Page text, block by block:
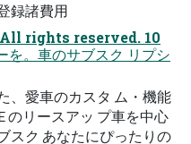
録諸費用
rights reserved. 10
。車のサブスク リプシ
、愛車のカスタ ム・機能
のリースアッ プ車を中心
スク あなたにぴったりの